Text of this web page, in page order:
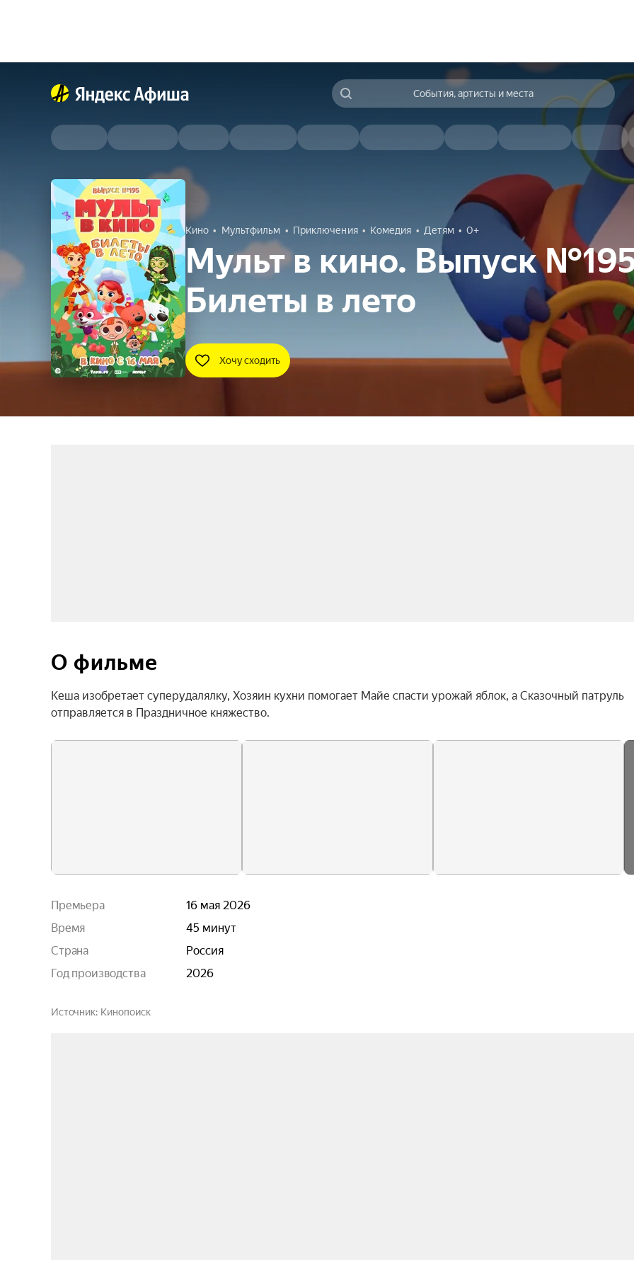
События, артисты и места
Кино Мультфильм Приключения Комедия Детям 0+
Мульт в кино. Выпуск
Билеты в лето
Хочу сходить
О фильме
Кеша изобретает суперудалялку, Хозяин кухни помогает Майе спасти урожай яблок, а Сказочный патруль
отправляется в Праздничное княжество.
Премьера
16 мая 2026
Время
45 минут
Страна
Россия
Год производства
2026
Источник Кинопоиск